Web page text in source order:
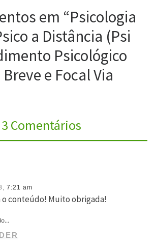
em “Psicologia
a Distância (Psi
Psicológico
e Focal Via
3 Comentários
7:21 am
conteúdo! Muito obrigada!